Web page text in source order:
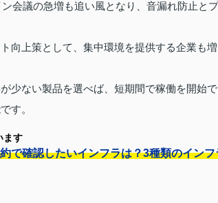
会議の急増も追い風となり、音漏れ防止と
向上策として、集中環境を提供する企業も
少ない製品を選べば、短期間で稼働を開始
す。
ます
で確認したいインフラは？3種類のインフ